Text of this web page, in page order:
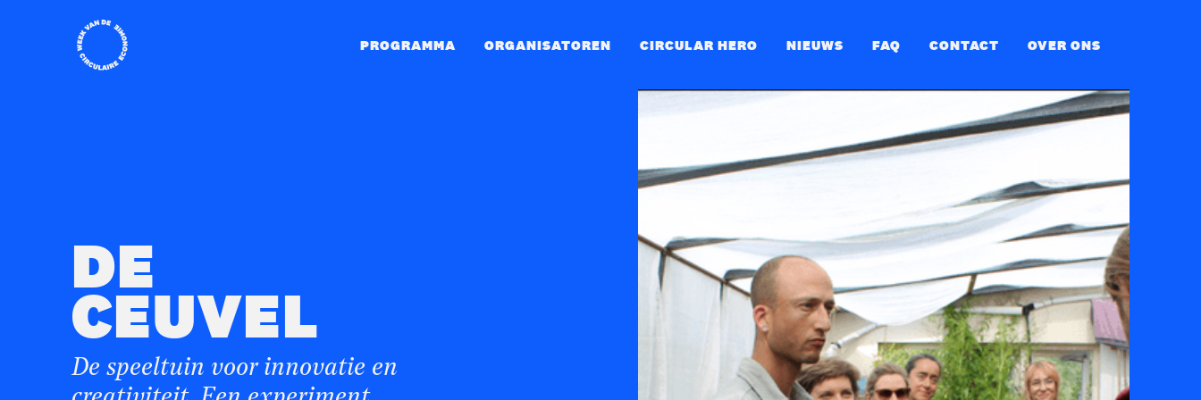
Home PROGRAMMA ORGANISATOREN CIRCULAR HERO NIEUWS FAQ CONTACT OVER ONS
DE
CEUVEL
De speeltuin voor innovatie en